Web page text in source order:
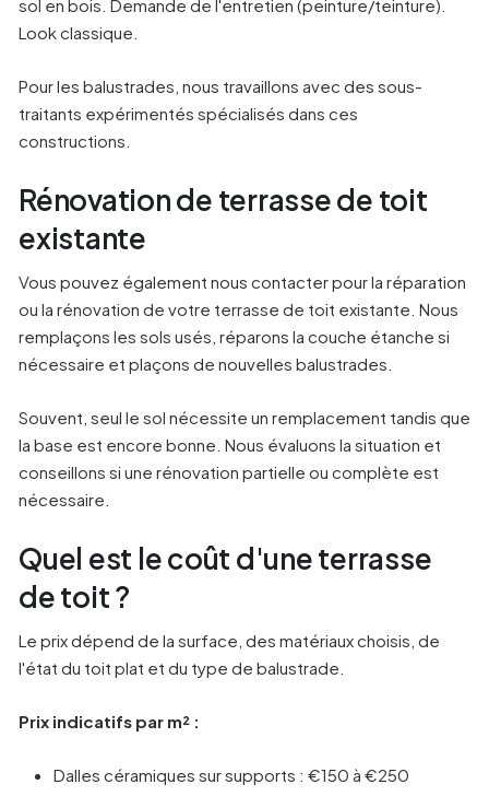
sol en bois. Demande de l'entretien (peinture/teinture).
Look classique.
Pour les balustrades, nous travaillons avec des sous-
traitants expérimentés spécialisés dans ces
constructions.
Rénovation de terrasse de toit
existante
Vous pouvez également nous contacter pour la réparation
ou la rénovation de votre terrasse de toit existante. Nous
remplaçons les sols usés, réparons la couche étanche si
nécessaire et plaçons de nouvelles balustrades.
Souvent, seul le sol nécessite un remplacement tandis que
la base est encore bonne. Nous évaluons la situation et
conseillons si une rénovation partielle ou complète est
nécessaire.
Quel est le coût d'une terrasse
de toit ?
Le prix dépend de la surface, des matériaux choisis, de
l'état du toit plat et du type de balustrade.
Prix indicatifs par m² :
Dalles céramiques sur supports : €150 à €250